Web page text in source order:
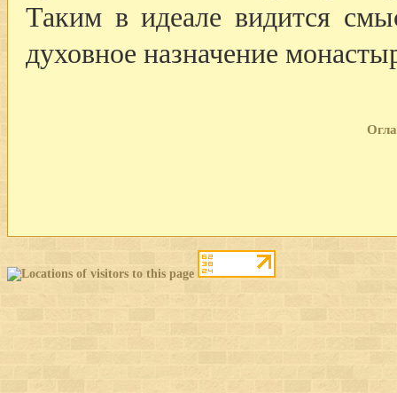
Таким в идеале видится
духовное назначение